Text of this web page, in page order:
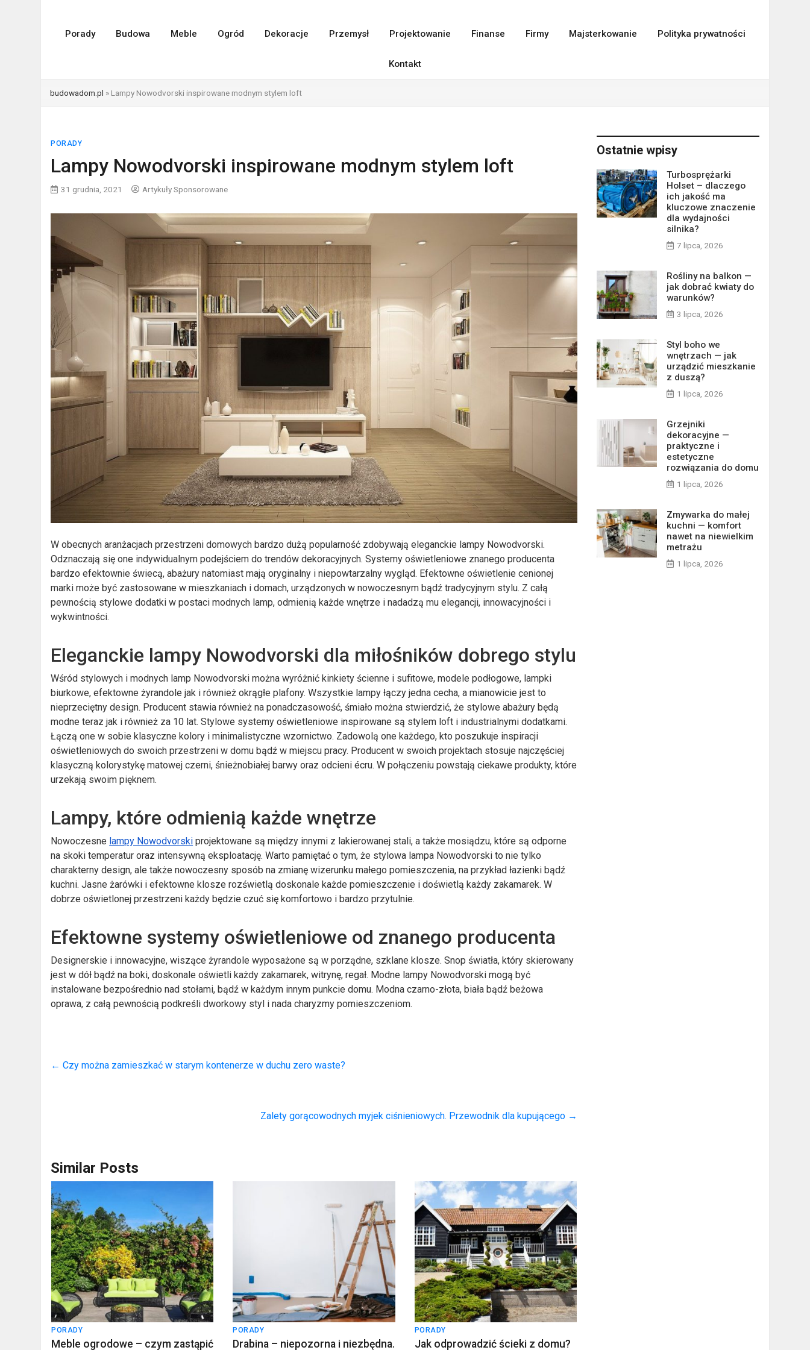
Porady Budowa Meble Ogród Dekoracje Przemysł Projektowanie Finanse Firmy Majsterkowanie Polityka prywatności
Kontakt
budowadom.pl » Lampy Nowodvorski inspirowane modnym stylem loft
PORADY
Lampy Nowodvorski inspirowane modnym stylem loft
31 grudnia, 2021 Artykuły Sponsorowane
W obecnych aranżacjach przestrzeni domowych bardzo dużą popularność zdobywają eleganckie lampy Nowodvorski.
Odznaczają się one indywidualnym podejściem do trendów dekoracyjnych. Systemy oświetleniowe znanego producenta
bardzo efektownie świecą, abażury natomiast mają oryginalny i niepowtarzalny wygląd. Efektowne oświetlenie cenionej
marki może być zastosowane w mieszkaniach i domach, urządzonych w nowoczesnym bądź tradycyjnym stylu. Z całą
pewnością stylowe dodatki w postaci modnych lamp, odmienią każde wnętrze i nadadzą mu elegancji, innowacyjności i
wykwintności.
Eleganckie lampy Nowodvorski dla miłośników dobrego stylu
Wśród stylowych i modnych lamp Nowodvorski można wyróżnić kinkiety ścienne i sufitowe, modele podłogowe, lampki
biurkowe, efektowne żyrandole jak i również okrągłe plafony. Wszystkie lampy łączy jedna cecha, a mianowicie jest to
nieprzeciętny design. Producent stawia również na ponadczasowość, śmiało można stwierdzić, że stylowe abażury będą
modne teraz jak i również za 10 lat. Stylowe systemy oświetleniowe inspirowane są stylem loft i industrialnymi dodatkami.
Łączą one w sobie klasyczne kolory i minimalistyczne wzornictwo. Zadowolą one każdego, kto poszukuje inspiracji
oświetleniowych do swoich przestrzeni w domu bądź w miejscu pracy. Producent w swoich projektach stosuje najczęściej
klasyczną kolorystykę matowej czerni, śnieżnobiałej barwy oraz odcieni écru. W połączeniu powstają ciekawe produkty, które
urzekają swoim pięknem.
Lampy, które odmienią każde wnętrze
Nowoczesne lampy Nowodvorski projektowane są między innymi z lakierowanej stali, a także mosiądzu, które są odporne
na skoki temperatur oraz intensywną eksploatację. Warto pamiętać o tym, że stylowa lampa Nowodvorski to nie tylko
charakterny design, ale także nowoczesny sposób na zmianę wizerunku małego pomieszczenia, na przykład łazienki bądź
kuchni. Jasne żarówki i efektowne klosze rozświetlą doskonale każde pomieszczenie i doświetlą każdy zakamarek. W
dobrze oświetlonej przestrzeni każdy będzie czuć się komfortowo i bardzo przytulnie.
Efektowne systemy oświetleniowe od znanego producenta
Designerskie i innowacyjne, wiszące żyrandole wyposażone są w porządne, szklane klosze. Snop światła, który skierowany
jest w dół bądź na boki, doskonale oświetli każdy zakamarek, witrynę, regał. Modne lampy Nowodvorski mogą być
instalowane bezpośrednio nad stołami, bądź w każdym innym punkcie domu. Modna czarno-złota, biała bądź beżowa
oprawa, z całą pewnością podkreśli dworkowy styl i nada charyzmy pomieszczeniom.
← Czy można zamieszkać w starym kontenerze w duchu zero waste?
Zalety gorącowodnych myjek ciśnieniowych. Przewodnik dla kupującego →
Similar Posts
PORADY
Meble ogrodowe – czym zastąpić
PORADY
Drabina – niepozorna i niezbędna.
PORADY
Jak odprowadzić ścieki z domu?
Ostatnie wpisy
Turbosprężarki
Holset – dlaczego
ich jakość ma
kluczowe znaczenie
dla wydajności
silnika?
7 lipca, 2026
Rośliny na balkon —
jak dobrać kwiaty do
warunków?
3 lipca, 2026
Styl boho we
wnętrzach — jak
urządzić mieszkanie
z duszą?
1 lipca, 2026
Grzejniki
dekoracyjne —
praktyczne i
estetyczne
rozwiązania do domu
1 lipca, 2026
Zmywarka do małej
kuchni — komfort
nawet na niewielkim
metrażu
1 lipca, 2026